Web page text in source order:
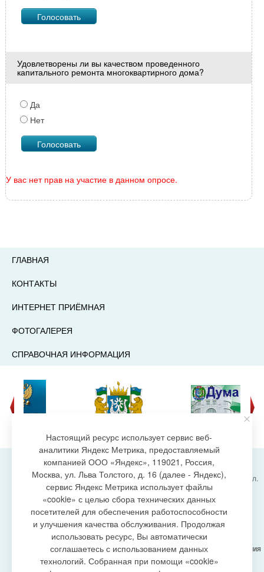
Удовлетворены ли вы качеством проведенного
капитального ремонта многоквартирного дома?
Да
Нет
У вас нет прав на участие в данном опросе.
ГЛАВНАЯ
КОНТАКТЫ
ИНТЕРНЕТ ПРИЁМНАЯ
ФОТОГАЛЕРЕЯ
СПРАВОЧНАЯ ИНФОРМАЦИЯ
создание сайта
Администрация городского поселения Излучинск, ул.
Энергетиков, 6, пгт. Излучинск, Нижневартовский
район,
Ханты-Мансийский автономный округ-Югра
(Тюменская область), 628634
Сетевое изданиеhttps://www.gp-izluchinsk.ru
16+
Учредитель -Администрация городского поселения
Излучинск
Главный редактор - Бурич Денис Ярославович
Настоящий ресурс использует сервис веб-
аналитики Яндекс Метрика, предоставляемый
компанией ООО «Яндекс», 119021, Россия,
Москва, ул. Льва Толстого, д. 16 (далее - Яндекс),
сервис Яндекс Метрика использует файлы
«cookie» с целью сбора технических данных
посетителей для обеспечения работоспособности
и улучшения качества обслуживания. Продолжая
использовать ресурс, Вы автоматически
соглашаетесь с использованием данных
технологий. Собранная при помощи «cookie»